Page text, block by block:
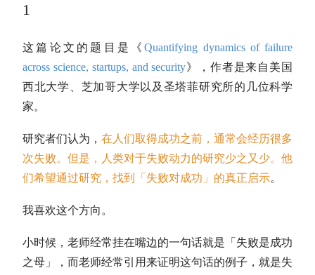
1
这篇论文的题目是《Quantifying dynamics of failure
across science, startups, and security》，作者是来自美国
西北大学、芝加哥大学以及圣塔菲研究所的几位科学
家。
研究者们认为， 在人们取得成功之前，通常会经历很多
次失败。但是，人类对于失败动力的研究少之又少。他
们希望通过研究，找到「失败对成功」的真正启示。
我喜欢这个方向。
小时候，老师经常挂在嘴边的一句话就是「失败是成功
之母」，而老师经常引用来证明这句话的例子，就是失